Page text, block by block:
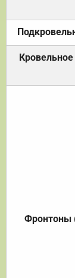
Фронтоны